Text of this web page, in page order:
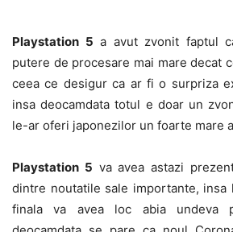
Playstation 5 a avut zvonit faptul
putere de procesare mai mare decat
ceea ce desigur ca ar fi o surpriza
insa deocamdata totul e doar un
le-ar oferi japonezilor un foarte mare
Playstation 5 va avea astazi
dintre noutatile sale importante, insa
finala va avea loc abia undeva